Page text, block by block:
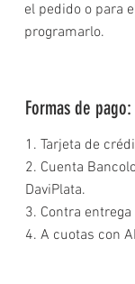
el pedido o para
programarlo.
Formas de pago:
1. Tarjeta de
2. Cuenta
DaviPlata.
3. Contra
4. A cuotas con